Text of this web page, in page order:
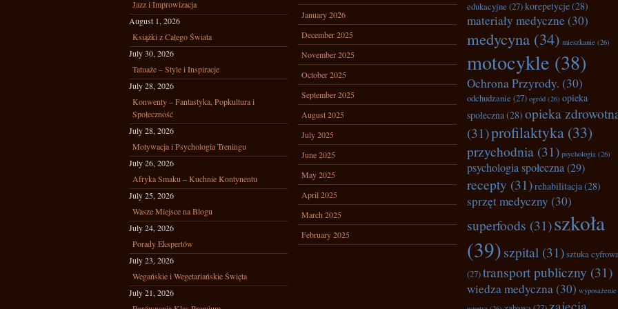
Jazz i Improwizacja
August 1, 2026
Książki z Całego Świata
July 30, 2026
Tatuaże – Style i Inspiracje
July 28, 2026
Konwenty – Fantastyka, Popkultura i
Społeczność
July 28, 2026
Motywacja i Psychologia Treningu
July 26, 2026
Afryka Smaku – Kuchnie Kontynentu
July 25, 2026
Wasze Miejsce na Blogu
July 24, 2026
Porady Ekspertów
July 23, 2026
Wegańskie i Wegetariańskie Święta
July 21, 2026
January 2026
December 2025
November 2025
October 2025
September 2025
August 2025
July 2025
June 2025
May 2025
April 2025
March 2025
February 2025
edukacyjne (27)korepetycje(28)
materiały medyczne (30)
medycyna (34) mieszkanie (26)
motocykle (38)
Ochrona Przyrody. (30)
odchudzanie (27) ogród (26) opieka
społeczna(28) opieka
(31)profilaktyka (33)
przychodnia (31) psychologia (26)
psychologia społeczna(29)
recepty (31)rehabilitacja(28)
sprzęt medyczny (30)
superfoods (31)szkoła
(39)szpital (31)sztuka
(27)transport publiczny (31)
wiedza medyczna(30) wyposażenie